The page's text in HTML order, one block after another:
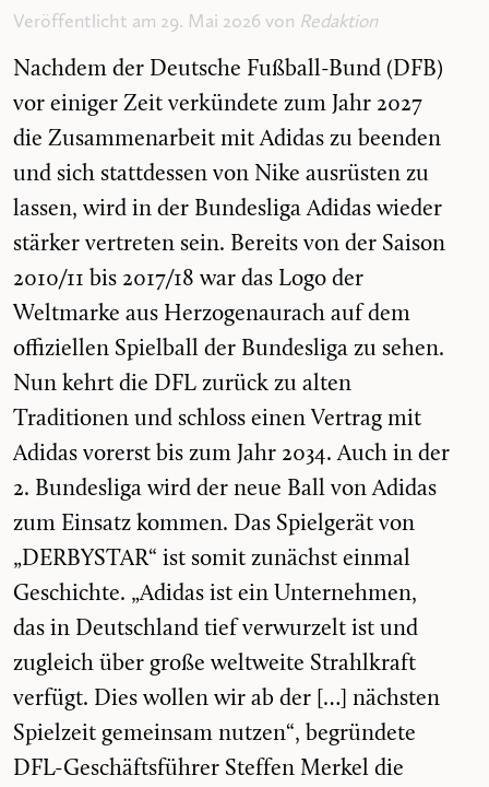
Veröffentlicht am 29. Mai 2026 von Redaktion
Nachdem der Deutsche Fußball-Bund (DFB)
vor einiger Zeit verkündete zum Jahr 2027
die Zusammenarbeit mit Adidas zu beenden
und sich stattdessen von Nike ausrüsten zu
lassen, wird in der Bundesliga Adidas wieder
stärker vertreten sein. Bereits von der Saison
2010/11 bis 2017/18 war das Logo der
Weltmarke aus Herzogenaurach auf dem
offiziellen Spielball der Bundesliga zu sehen.
Nun kehrt die DFL zurück zu alten
Traditionen und schloss einen Vertrag mit
Adidas vorerst bis zum Jahr 2034. Auch in der
2. Bundesliga wird der neue Ball von Adidas
zum Einsatz kommen. Das Spielgerät von
„DERBYSTAR“ ist somit zunächst einmal
Geschichte. „Adidas ist ein Unternehmen,
das in Deutschland tief verwurzelt ist und
zugleich über große weltweite Strahlkraft
verfügt. Dies wollen wir ab der […] nächsten
Spielzeit gemeinsam nutzen“, begründete
DFL-Geschäftsführer Steffen Merkel die